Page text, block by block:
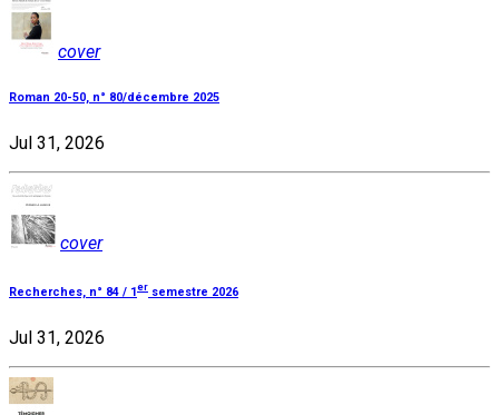
cover
Roman 20-50, n° 80/décembre 2025
Jul 31, 2026
cover
Recherches, n° 84 / 1er semestre 2026
Jul 31, 2026